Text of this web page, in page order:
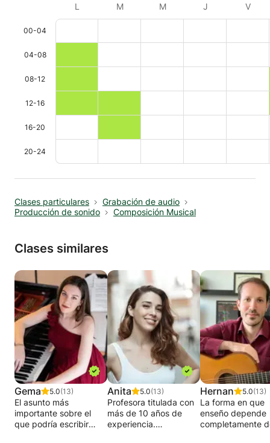
L M M J V
00-04
04-08
08-12
12-16
16-20
20-24
Clases particulares
Grabación de audio
Producción de sonido
Composición Musical
Clases similares
Gema 5.0(13)
El asunto más
importante sobre el
que podría escribir
Anita 5.0(13)
Profesora titulada con
más de 10 años de
experiencia.
Hernan 5.0(13)
La forma en que
enseño depende
completamente